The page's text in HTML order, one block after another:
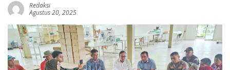
Redaksi
Agustus 20, 2025